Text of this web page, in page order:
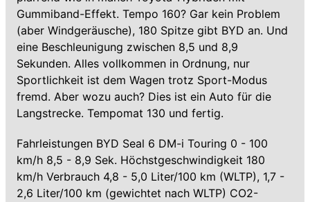
Gummiband-Effekt. Tempo 160? Gar kein Problem
(aber Windgeräusche), 180 Spitze gibt BYD an. Und
eine Beschleunigung zwischen 8,5 und 8,9
Sekunden. Alles vollkommen in Ordnung, nur
Sportlichkeit ist dem Wagen trotz Sport-Modus
fremd. Aber wozu auch? Dies ist ein Auto für die
Langstrecke. Tempomat 130 und fertig.
Fahrleistungen BYD Seal 6 DM-i Touring 0 - 100
km/h 8,5 - 8,9 Sek. Höchstgeschwindigkeit 180
km/h Verbrauch 4,8 - 5,0 Liter/100 km (WLTP), 1,7 -
2,6 Liter/100 km (gewichtet nach WLTP) CO2-